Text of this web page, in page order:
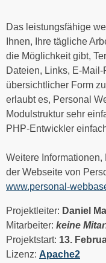
Das leistungsfähige
Ihnen, Ihre tägliche
die Möglichkeit gibt,
Dateien, Links, E-
übersichtlicher Form
erlaubt es, Personal
Modulstruktur sehr
PHP-Entwickler
Weitere
der Webseite von
www.personal-
Projektleiter: Daniel
Mitarbeiter: keine
Projektstart: 13.
Lizenz: Apache2